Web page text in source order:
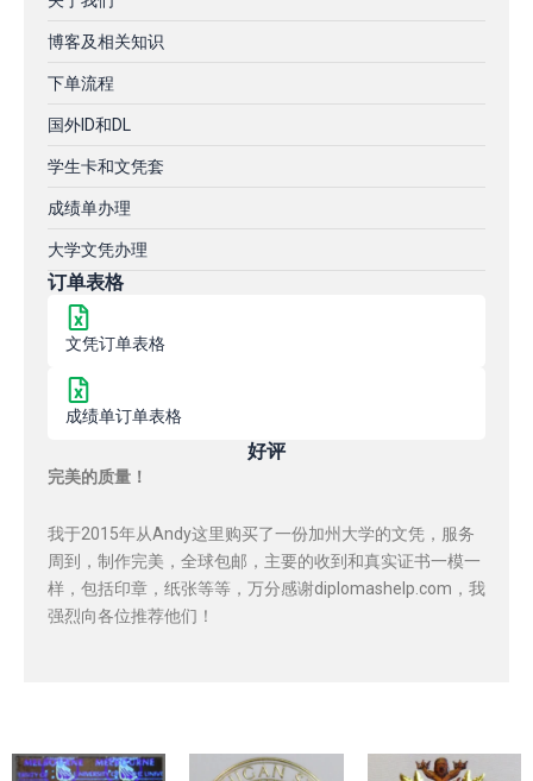
博客及相关知识
下单流程
国外ID和DL
学生卡和文凭套
成绩单办理
大学文凭办理
订单表格
文凭订单表格
成绩单订单表格
好评
完美的质量！
我于2015年从Andy这里购买了一份加州大学的文凭，服务
周到，制作完美，全球包邮，主要的收到和真实证书一模一
样，包括印章，纸张等等，万分感谢diplomashelp.com，我
强烈向各位推荐他们！